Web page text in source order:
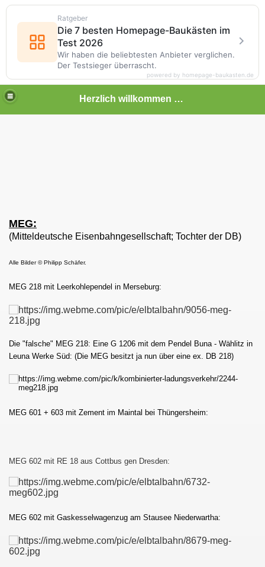
Herzlich willkommen auf meiner Bahnseite
MEG:
(Mitteldeutsche Eisenbahngesellschaft; Tochter der DB)
Alle Bilder© Philipp Schäfer.
MEG 218 mit Leerkohlependel in Merseburg:
Die "falsche" MEG 218: Eine G 1206 mit dem Pendel Buna - Wählitz in
Leuna Werke Süd: (Die MEG besitzt ja nun über eine ex. DB 218)
MEG 601 + 603 mit Zement im Maintal bei Thüngersheim:
MEG 602 mit RE 18 aus Cottbus gen Dresden:
MEG 602 mit Gaskesselwagenzug am Stausee Niederwartha:
Ratgeber
Die 7 besten Homepage-Baukästen im
Test 2026
Wir haben die beliebtesten Anbieter verglichen.
Der Testsieger überrascht.
powered by homepage-baukasten.de